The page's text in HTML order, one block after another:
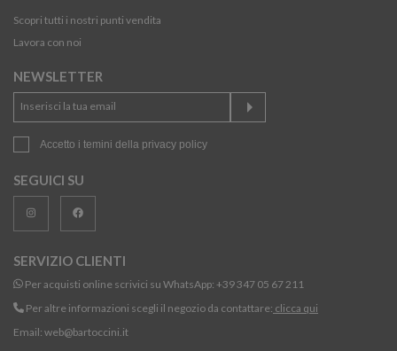
Scopri tutti i nostri punti vendita
Lavora con noi
NEWSLETTER
Accetto i temini della privacy policy
SEGUICI SU
SERVIZIO CLIENTI
Per acquisti online scrivici su WhatsApp: +39 347 05 67 211
Per altre informazioni scegli il negozio da contattare: clicca qui
Email: web@bartoccini.it